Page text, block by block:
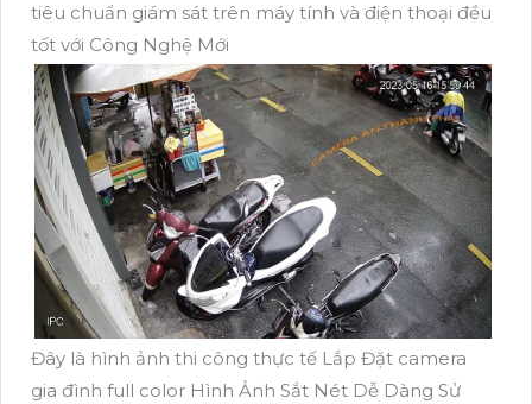
tiêu chuẩn giám sát trên máy tính và điện thoại đều
tốt với Công Nghệ Mới
Đây là hình ảnh thi công thực tế Lắp Đặt camera
gia đình full color Hình Ảnh Sắt Nét Dễ Dàng Sử